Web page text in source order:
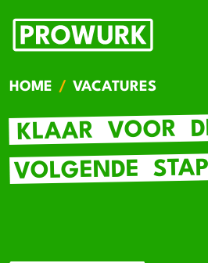
HOME VACATURES
KLAAR VOOR
VOLGENDE